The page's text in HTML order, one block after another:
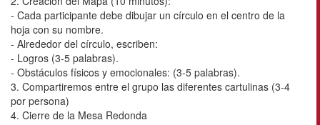
- Cada participante debe dibujar un círculo en el centro de la
hoja con su nombre.
- Alrededor del círculo, escriben:
- Logros (3-5 palabras).
- Obstáculos físicos y emocionales: (3-5 palabras).
3. Compartiremos entre el grupo las diferentes cartulinas (3-4
por persona)
4. Cierre de la Mesa Redonda